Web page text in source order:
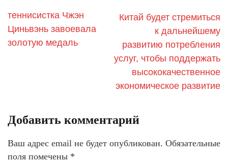
теннисистка Чжэн
Циньвэнь завоевала
золотую медаль
Китай будет стремиться
к дальнейшему
развитию потребления
услуг, чтобы поддержать
высококачественное
экономическое развитие
Добавить комментарий
Ваш адрес email не будет опубликован. Обязательные
поля помечены *